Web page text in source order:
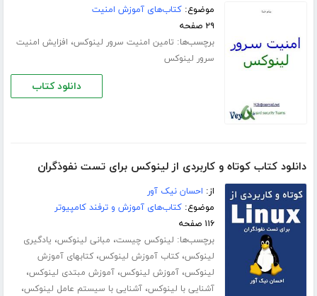
موضوع:کتاب‌های آموزش امنیت
۲۹ صفحه
برچسب‌ها: تامین امنیت سرور لینوکس، افزایش امنیت
سرور لینوکس
دانلود کتاب
دانلود کتاب کوتاه و کاربردی از لینوکس برای تست نفوذگران
از: احسان نیک آور
موضوع:کتاب‌های آموزش و ترفند کامپیوتر
۱۱۶ صفحه
برچسب‌ها: لینوکس چیست، مبانی لینوکس، یادگیری
لینوکس،کتاب آموزش لینوکس،کتابهای آموزش
لینوکس،آموزش لینوکس،آموزش مبتدی لینوکس،
آشنایی با لینوکس،آشنایی با سیستم عامل لینوکس،